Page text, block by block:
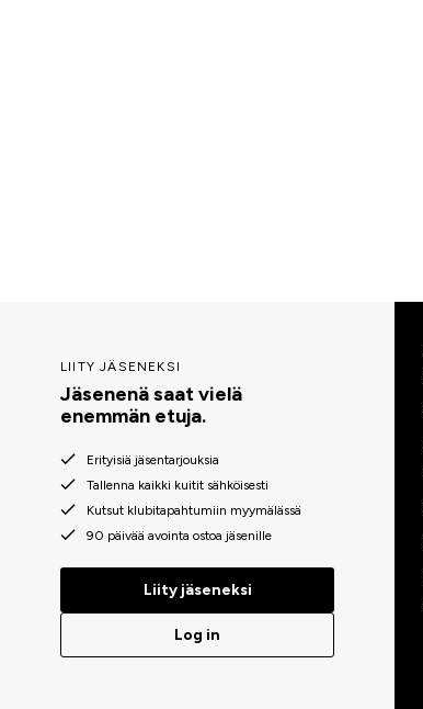
LIITY JÄSENEKSI
Jäsenenä saat vielä
enemmän etuja.
Erityisiä jäsentarjouksia
Tallenna kaikki kuitit sähköisesti
Kutsut klubitapahtumiin myymälässä
90 päivää avointa ostoa jäsenille
Liity jäseneksi
Log in